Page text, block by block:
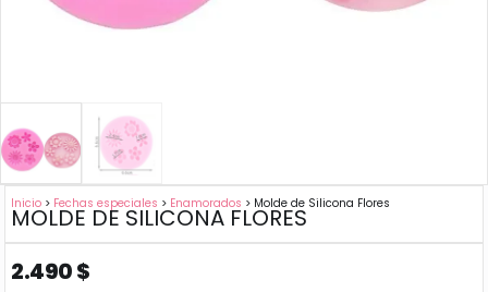
Inicio > Fechas especiales > Enamorados > Molde de Silicona Flores
MOLDE DE SILICONA FLORES
2.490$